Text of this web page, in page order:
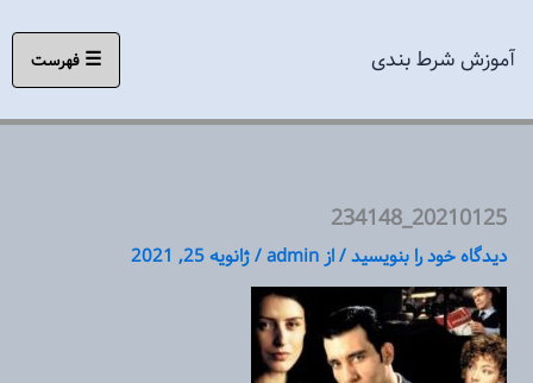
محتواآموزش شرط بندی ☰ فهرست
20210125_234148
دیدگاه‌ خود را بنویسید / از admin
/ژانویه 25, 2021